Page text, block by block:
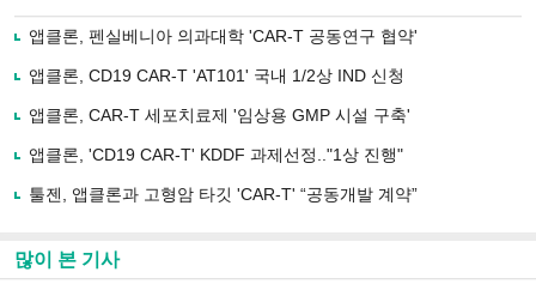
로
기
사
유
기
앱클론, 펜실베니아 의과대학 'CAR-T 공동연구 협약'
앱클론, CD19 CAR-T 'AT101' 국내 1/2상 IND 신청
앱클론, CAR-T 세포치료제 '임상용 GMP 시설 구축'
앱클론, 'CD19 CAR-T' KDDF 과제선정.."1상 진행"
툴젠, 앱클론과 고형암 타깃 'CAR-T' “공동개발 계약”
많이 본 기사